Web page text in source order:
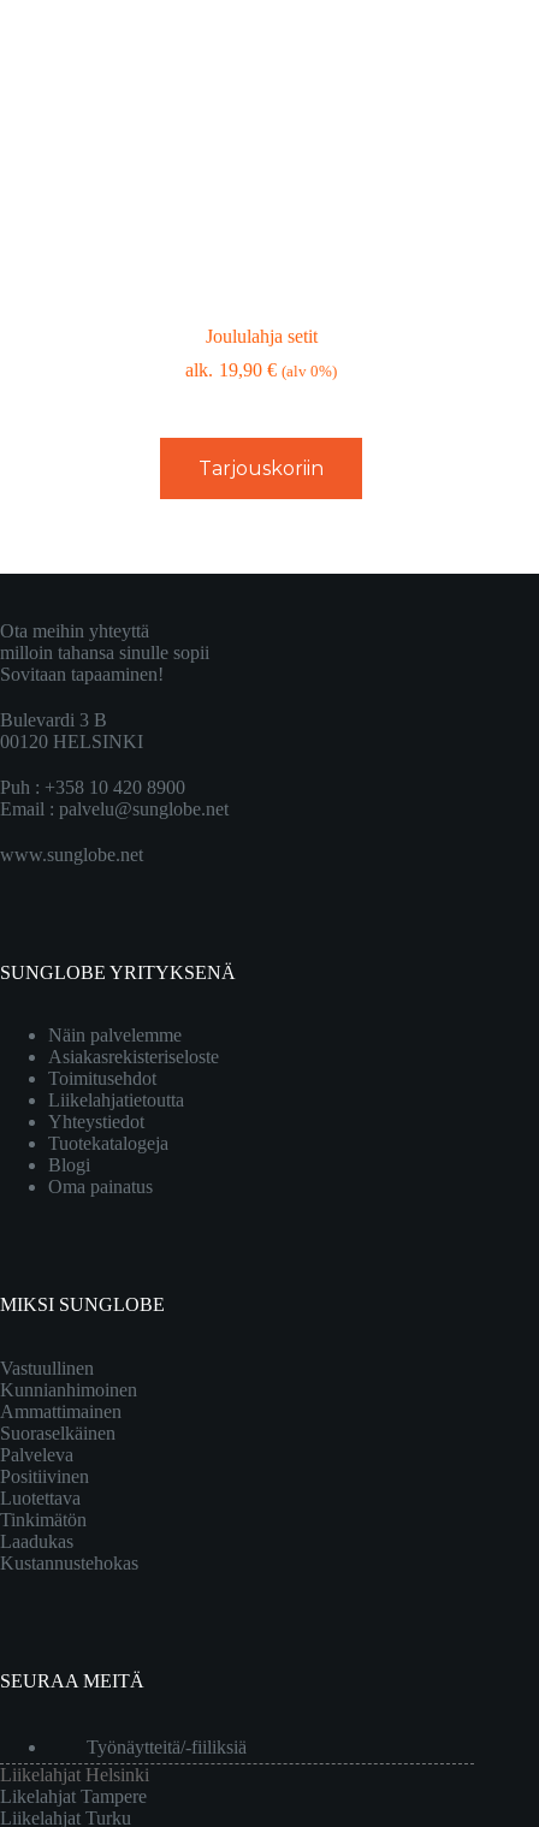
Joululahja setit
19,90€ (alv 0%)
Tarjouskoriin
Ota meihin yhteyttä
milloin tahansa sinulle sopii
Sovitaan tapaaminen!
Bulevardi 3 B
00120 HELSINKI
Puh : +358 10 420 8900
Email : palvelu@sunglobe.net
www.sunglobe.net
SUNGLOBE YRITYKSENÄ
Näin palvelemme
Asiakasrekisteriseloste
Toimitusehdot
Liikelahjatietoutta
Yhteystiedot
Tuotekatalogeja
Blogi
Oma painatus
MIKSI SUNGLOBE
Vastuullinen
Kunnianhimoinen
Ammattimainen
Suoraselkäinen
Palveleva
Positiivinen
Luotettava
Tinkimätön
Laadukas
Kustannustehokas
SEURAA MEITÄ
Työnäytteitä/-fiiliksiä
Liikelahjat Helsinki
Likelahjat Tampere
Liikelahjat Turku